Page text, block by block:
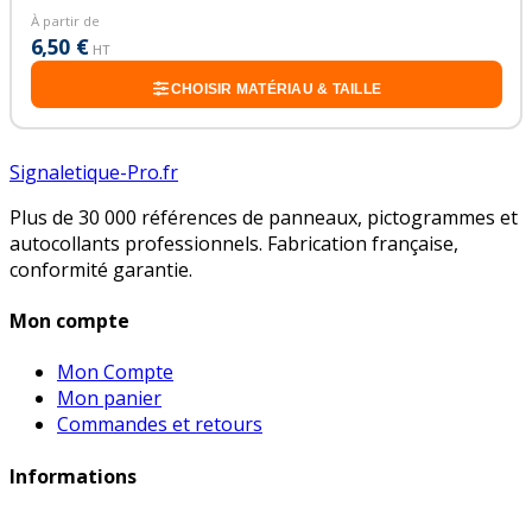
À partir de
6,50 € HT
CHOISIR MATÉRIAU & TAILLE
Signaletique-Pro.fr
Plus de 30 000 références de panneaux, pictogrammes et
autocollants professionnels. Fabrication française,
conformité garantie.
Mon compte
Mon Compte
Mon panier
Commandes et retours
Informations